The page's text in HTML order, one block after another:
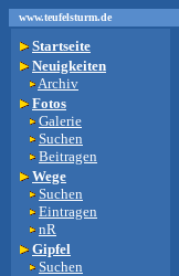
www.teufelsturm.de
Startseite
Neuigkeiten
Archiv
Fotos
Galerie
Suchen
Beitragen
Wege
Suchen
Eintragen
nR
Gipfel
Suchen